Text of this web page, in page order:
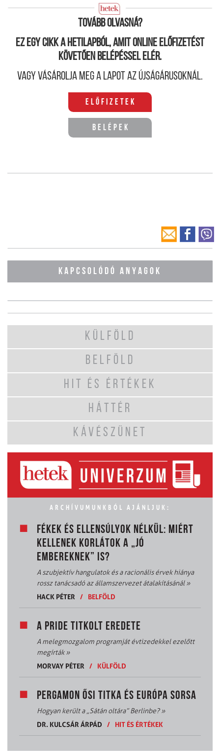
Tovább olvasná?
Ez egy cikk a hetilapból, amit online előfizetést
követően belépéssel elér.
Vagy vásárolja meg a lapot az újságárusoknál.
Előfizetek
Belépek
KAPCSOLÓDÓ ANYAGOK
KÜLFÖLD
BELFÖLD
HIT ÉS ÉRTÉKEK
HÁTTÉR
KÁVÉSZÜNET
ARCHÍVUMUNKBÓL AJÁNLJUK:
FÉKEK ÉS ELLENSÚLYOK NÉLKÜL: MIÉRT
KELLENEK KORLÁTOK A „JÓ
EMBEREKNEK” IS?
A szubjektív hangulatok és a racionális érvek hiánya
rossz tanácsadó az államszervezet átalakításánál»
HACK PÉTER
/ BELFÖLD
A PRIDE TITKOLT EREDETE
A melegmozgalom programját évtizedekkel ezelőtt
megírták»
MORVAY PÉTER
/ KÜLFÖLD
PERGAMON ŐSI TITKA ÉS EURÓPA SORSA
Hogyan került a „Sátán oltára” Berlinbe?»
DR. KULCSÁR ÁRPÁD
/ HIT ÉS ÉRTÉKEK